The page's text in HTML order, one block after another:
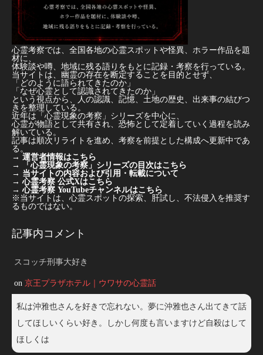
心霊考察では、全国各地の心霊スポットや怪異、ホラー作品を題
材に、
体験談や噂、地域に残る語りをもとに記録・考察を行っている。
当サイトは、幽霊の存在を断定することを目的とせず、
「どのように語られてきたのか」
「なぜ心霊として認識されてきたのか」
という視点から、人の認識、記憶、土地の歴史、出来事の結びつ
きを整理している。
近年は「心霊現象の考察」シリーズを中心に、
心霊が物語として共有され、恐怖として定着していく過程を読み
解いている。
記事は順次リライトを進め、考察を前提とした構成へ更新中であ
る。
→ 運営者情報はこちら
→
「心霊現象の考察」シリーズの目次はこちら
→ 当サイトの内容および引用・転載について
→ 心霊考察 公式Xはこちら
→ 心霊考察 YouTubeチャンネルはこちら
※当サイトは、心霊スポットの探索、肝試し、不法侵入を推奨す
るものではない。
記事内コメント
スコッチ刑事大好き
on 京王プラザホテル｜ウワサの心霊話
私は沖雅也さんを好きで忘れない。夢に沖雅也さん出てきて話
してほしいくらい好き。しかし何度も言いますけど自殺はして
ほしくは